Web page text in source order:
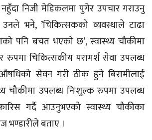
निजी मेडिकलमा पुगेर उपचार गराउनु
उनले भने, ’चिकित्सकको व्यवस्थाले टाढा
पनि बचत भएको छ’, स्वास्थ्य चौकीमा
रुपमा चिकित्सकीय परामर्श सेवा उपलब्ध
सेवन गरी ठीक हुने बिरामीलाई
चौकीमा उपलब्ध निःशुल्क रुपमा उपलब्ध
गर्दै आउनुभएको स्वास्थ्य चौकीका
भण्डारीले बताए ।